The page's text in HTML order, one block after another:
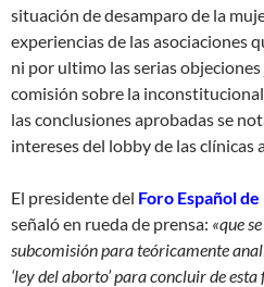
situación de desamparo de la
experiencias de las asociaciones
ni por ultimo las serias
comisión sobre la
las conclusiones aprobadas se
intereses del lobby de las clínicas
El presidente del Foro Español de
señaló en rueda de prensa: «que
subcomisión para teóricamente
‘ley del aborto’ para concluir de